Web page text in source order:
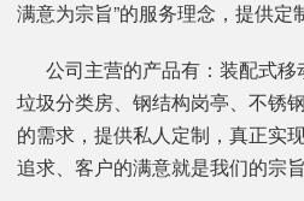
满意为宗旨”的服务理念，提供定
公司主营的产品有：装配式移
垃圾分类房、钢结构岗亭、不锈
的需求，提供私人定制，真正实
追求、客户的满意就是我们的宗